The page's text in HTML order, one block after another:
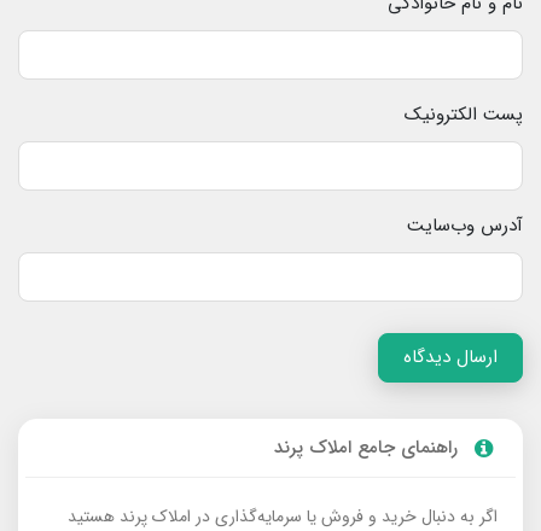
پست الکترونیک
آدرس وب‌سایت
ارسال دیدگاه
راهنمای جامع املاک پرند
اگر به دنبال خرید و فروش یا سرمایه‌گذاری در املاک پرند هستید